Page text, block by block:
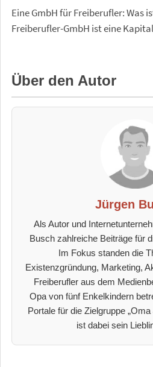
Eine GmbH für Freiberufler: Was
Freiberufler-GmbH ist eine
Über den Autor
Jürgen
Als Autor und
Busch zahlreiche Beiträge für
Im Fokus standen die
Existenzgründung, Marketing,
Freiberufler aus dem
Opa von fünf Enkelkindern
Portale für die Zielgruppe
ist dabei sein